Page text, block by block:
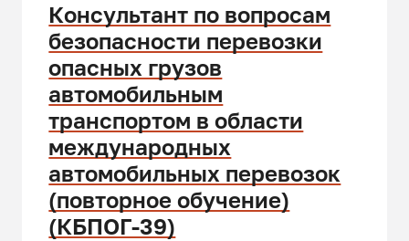
Консультант по вопросам
безопасности перевозки
опасных грузов
автомобильным
транспортом в области
международных
автомобильных перевозок
(повторное обучение)
(КБПОГ-39)